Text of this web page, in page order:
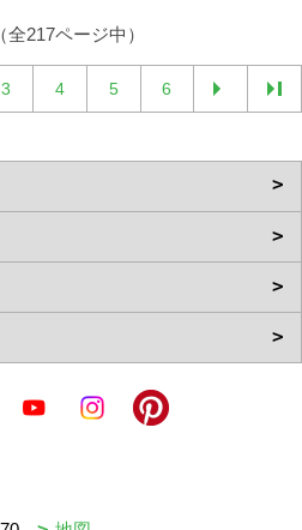
全217ページ中）
3 4 5 6